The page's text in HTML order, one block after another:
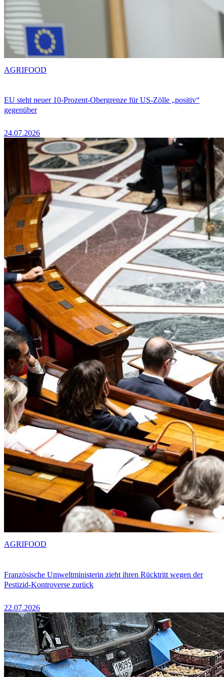
EU steht neuer 10-Prozent-Obergrenze für US-Zölle „positiv“
gegenüber
24.07.2026
AGRIFOOD
Französische Umweltministerin zieht ihren Rücktritt wegen der
Pestizid-Kontroverse zurück
22.07.2026
AGRIFOOD